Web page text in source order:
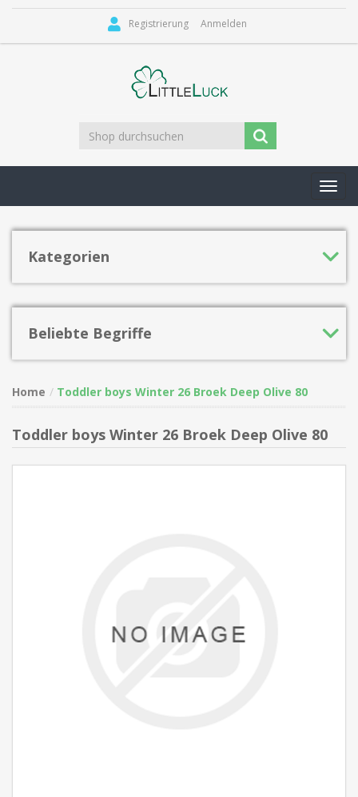
Registrierung Anmelden
Kategorien
Beliebte Begriffe
Home Toddler boys Winter 26 Broek Deep Olive 80
Toddler boys Winter 26 Broek Deep Olive 80